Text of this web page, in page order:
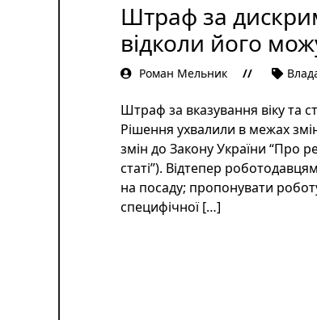
Штраф за
відколи його
Роман Мельник
Штраф за вказування віку та
Рішення ухвалили в межах
змін до Закону України “Про
статі”). Відтепер
на посаду; пропонувати
специфічної […]